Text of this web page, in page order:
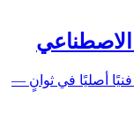
أصليًا في ثوانٍ —